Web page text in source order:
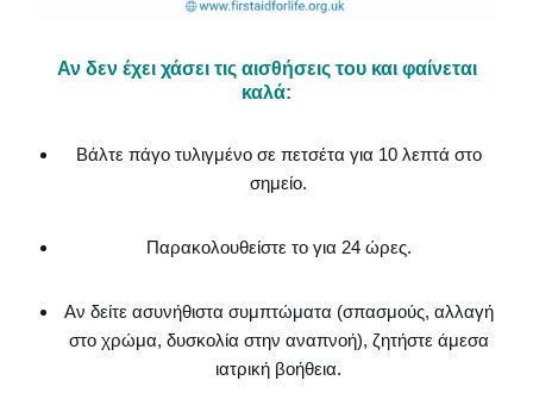
Αν δεν έχει χάσει τις αισθήσεις του και φαίνεται
καλά:
Βάλτε πάγο τυλιγμένο σε πετσέτα για 10 λεπτά στο
σημείο.
Παρακολουθείστε το για 24 ώρες.
Αν δείτε ασυνήθιστα συμπτώματα (σπασμούς, αλλαγή
στο χρώμα, δυσκολία στην αναπνοή), ζητήστε άμεσα
ιατρική βοήθεια.